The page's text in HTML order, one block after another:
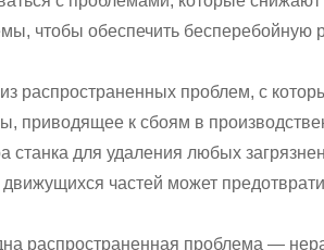
чтобы обеспечить бесперебойную
распространенных проблем, с
приводящее к сбоям в
станка для удаления любых
движущихся частей может
распространенная проблема —